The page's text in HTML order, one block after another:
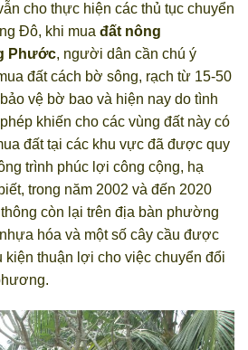
cho thực hiện các thủ tục chuyển
Đô, khi mua đất nông
Phước, người dân cần chú ý
đất cách bờ sông, rạch từ 15-50
vệ bờ bao và hiện nay do tình
khiến cho các vùng đất này có
đất tại các khu vực đã được quy
trình phúc lợi công cộng, hạ
trong năm 2002 và đến 2020
còn lại trên địa bàn phường
hóa và một số cây cầu được
kiện thuận lợi cho việc chuyển đổi